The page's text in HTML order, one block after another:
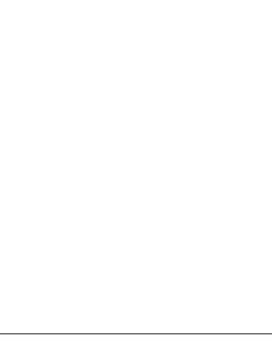
neues Fenster)
Link, öffnet neues Fenster)